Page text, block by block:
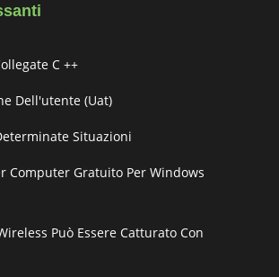
C ++
Dell'utente (uat)
Situazioni
Computer Gratuito Per Windows
Può Essere Catturato Con